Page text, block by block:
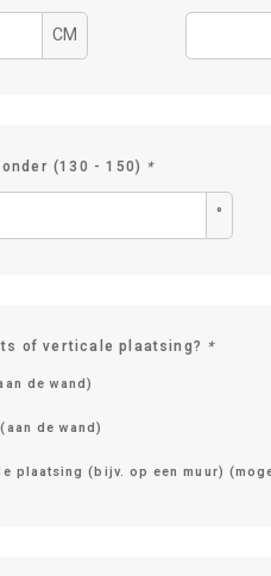
CM
(130 - 150) *
°
of verticale plaatsing? *
de wand)
de wand)
plaatsing (bijv. op een muur)